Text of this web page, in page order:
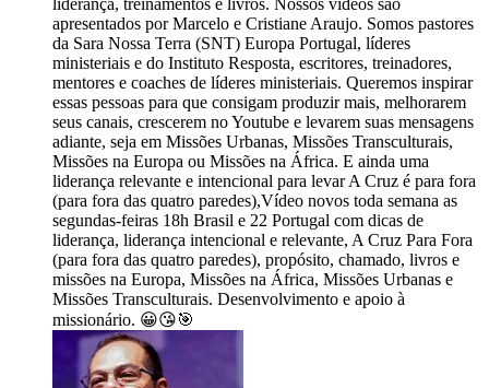
liderança, treinamentos e livros. Nossos vídeos são
apresentados por Marcelo e Cristiane Araujo. Somos pastores
da Sara Nossa Terra (SNT) Europa Portugal, líderes
ministeriais e do Instituto Resposta, escritores, treinadores,
mentores e coaches de líderes ministeriais. Queremos inspirar
essas pessoas para que consigam produzir mais, melhorarem
seus canais, crescerem no Youtube e levarem suas mensagens
adiante, seja em Missões Urbanas, Missões Transculturais,
Missões na Europa ou Missões na África. E ainda uma
liderança relevante e intencional para levar A Cruz é para fora
(para fora das quatro paredes),Vídeo novos toda semana as
segundas-feiras 18h Brasil e 22 Portugal com dicas de
liderança, liderança intencional e relevante, A Cruz Para Fora
(para fora das quatro paredes), propósito, chamado, livros e
missões na Europa, Missões na África, Missões Urbanas e
Missões Transculturais. Desenvolvimento e apoio à
missionário. 😀😘🎯